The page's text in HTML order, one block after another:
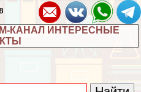
КАНАЛ ИНТЕРЕСНЫЕ